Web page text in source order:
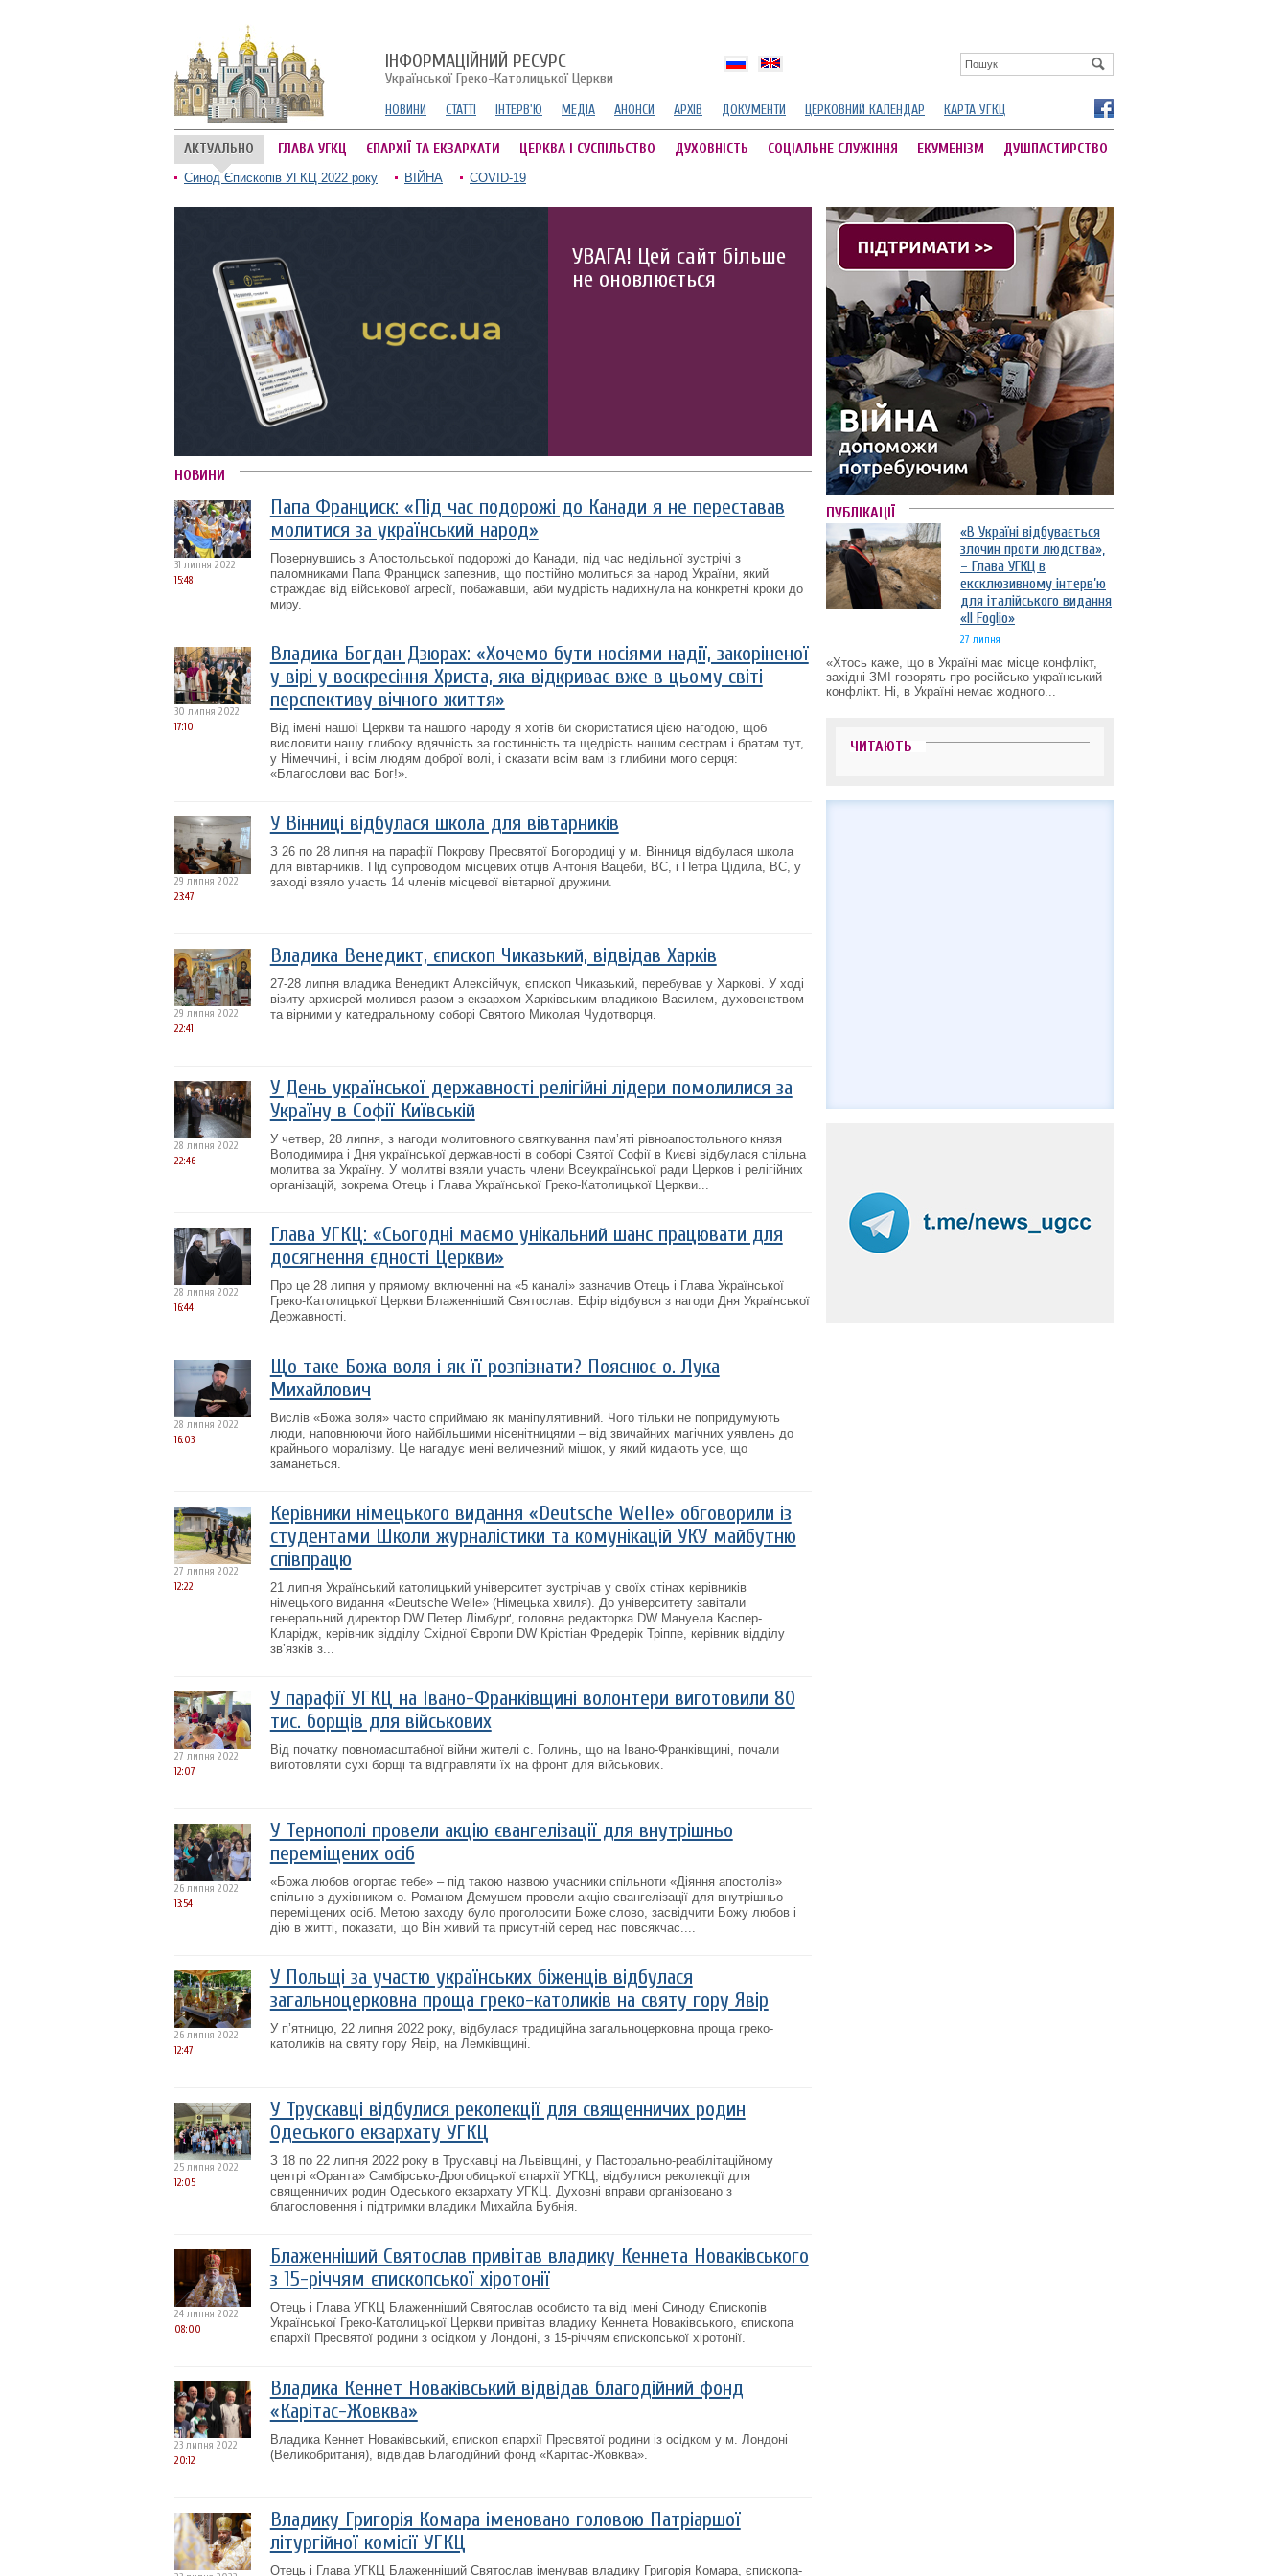
ІНФОРМАЦІЙНИЙ РЕСУРС
Української Греко-Католицької Церкви
НОВИНИ СТАТТІ ІНТЕРВ'Ю МЕДІА АНОНСИ АРХІВ ДОКУМЕНТИ ЦЕРКОВНИЙ КАЛЕНДАР КАРТА УГКЦ
АКТУАЛЬНО ГЛАВА УГКЦ ЄПАРХІЇ ТА ЕКЗАРХАТИ ЦЕРКВА І СУСПІЛЬСТВО ДУХОВНІСТЬ СОЦІАЛЬНЕ СЛУЖІННЯ ЕКУМЕНІЗМ ДУШПАСТИРСТВО
Синод Єпископів УГКЦ 2022 року ВІЙНА COVID-19
УВАГА! Цей сайт більше
не оновлюється
НОВИНИ
31 липня 2022
15:48
Папа Франциск: «Під час подорожі до Канади я не переставав
молитися за український народ»
Повернувшись з Апостольської подорожі до Канади, під час недільної зустрічі з
паломниками Папа Франциск запевнив, що постійно молиться за народ України, який
страждає від військової агресії, побажавши, аби мудрість надихнула на конкретні кроки до
миру.
30 липня 2022
17:10
Владика Богдан Дзюрах: «Хочемо бути носіями надії, закоріненої
у вірі у воскресіння Христа, яка відкриває вже в цьому світі
перспективу вічного життя»
Від імені нашої Церкви та нашого народу я хотів би скористатися цією нагодою, щоб
висловити нашу глибоку вдячність за гостинність та щедрість нашим сестрам і братам тут,
у Німеччині, і всім людям доброї волі, і сказати всім вам із глибини мого серця:
«Благослови вас Бог!».
29 липня 2022
23:47
У Вінниці відбулася школа для вівтарників
З 26 по 28 липня на парафії Покрову Пресвятої Богородиці у м. Вінниця відбулася школа
для вівтарників. Під супроводом місцевих отців Антонія Вацеби, ВС, і Петра Цідила, ВС, у
заході взяло участь 14 членів місцевої вівтарної дружини.
29 липня 2022
22:41
Владика Венедикт, єпископ Чиказький, відвідав Харків
27-28 липня владика Венедикт Алексійчук, єпископ Чиказький, перебував у Харкові. У ході
візиту архиєрей молився разом з екзархом Харківським владикою Василем, духовенством
та вірними у катедральному соборі Святого Миколая Чудотворця.
28 липня 2022
22:46
У День української державності релігійні лідери помолилися за
Україну в Софії Київській
У четвер, 28 липня, з нагоди молитовного святкування пам’яті рівноапостольного князя
Володимира і Дня української державності в соборі Святої Софії в Києві відбулася спільна
молитва за Україну. У молитві взяли участь члени Всеукраїнської ради Церков і релігійних
організацій, зокрема Отець і Глава Української Греко-Католицької Церкви...
28 липня 2022
16:44
Глава УГКЦ: «Сьогодні маємо унікальний шанс працювати для
досягнення єдності Церкви»
Про це 28 липня у прямому включенні на «5 каналі» зазначив Отець і Глава Української
Греко-Католицької Церкви Блаженніший Святослав. Ефір відбувся з нагоди Дня Української
Державності.
28 липня 2022
16:03
Що таке Божа воля і як її розпізнати? Пояснює о. Лука
Михайлович
Вислів «Божа воля» часто сприймаю як маніпулятивний. Чого тільки не попридумують
люди, наповнюючи його найбільшими нісенітницями – від звичайних магічних уявлень до
крайнього моралізму. Це нагадує мені величезний мішок, у який кидають усе, що
заманеться.
27 липня 2022
12:22
Керівники німецького видання «Deutsche Welle» обговорили із
студентами Школи журналістики та комунікацій УКУ майбутню
співпрацю
21 липня Український католицький університет зустрічав у своїх стінах керівників
німецького видання «Deutsche Welle» (Німецька хвиля). До університету завітали
генеральний директор DW Петер Лімбурґ, головна редакторка DW Мануела Каспер-
Кларідж, керівник відділу Східної Європи DW Крістіан Фредерік Тріппе, керівник відділу
зв’язків з...
27 липня 2022
12:07
У парафії УГКЦ на Івано-Франківщині волонтери виготовили 80
тис. борщів для військових
Від початку повномасштабної війни жителі с. Голинь, що на Івано-Франківщині, почали
виготовляти сухі борщі та відправляти їх на фронт для військових.
26 липня 2022
13:54
У Тернополі провели акцію євангелізації для внутрішньо
переміщених осіб
«Божа любов огортає тебе» – під такою назвою учасники спільноти «Діяння апостолів»
спільно з духівником о. Романом Демушем провели акцію євангелізації для внутрішньо
переміщених осіб. Метою заходу було проголосити Боже слово, засвідчити Божу любов і
дію в житті, показати, що Він живий та присутній серед нас повсякчас....
26 липня 2022
12:47
У Польщі за участю українських біженців відбулася
загальноцерковна проща греко-католиків на святу гору Явір
У п’ятницю, 22 липня 2022 року, відбулася традиційна загальноцерковна проща греко-
католиків на святу гору Явір, на Лемківщині.
25 липня 2022
12:05
У Трускавці відбулися реколекції для священничих родин
Одеського екзархату УГКЦ
З 18 по 22 липня 2022 року в Трускавці на Львівщині, у Пасторально-реабілітаційному
центрі «Оранта» Самбірсько-Дрогобицької єпархії УГКЦ, відбулися реколекції для
священничих родин Одеського екзархату УГКЦ. Духовні вправи організовано з
благословення і підтримки владики Михайла Бубнія.
24 липня 2022
08:00
Блаженніший Святослав привітав владику Кеннета Новаківського
з 15-річчям єпископської хіротонії
Отець і Глава УГКЦ Блаженніший Святослав особисто та від імені Синоду Єпископів
Української Греко-Католицької Церкви привітав владику Кеннета Новаківського, єпископа
єпархії Пресвятої родини з осідком у Лондоні, з 15-річчям єпископської хіротонії.
23 липня 2022
20:12
Владика Кеннет Новаківський відвідав благодійний фонд
«Карітас-Жовква»
Владика Кеннет Новаківський, єпископ єпархії Пресвятої родини із осідком у м. Лондоні
(Великобританія), відвідав Благодійний фонд «Карітас-Жовква».
Владику Григорія Комара іменовано головою Патріаршої
літургійної комісії УГКЦ
Отець і Глава УГКЦ Блаженніший Святослав іменував владику Григорія Комара, єпископа-
ПУБЛІКАЦІЇ
«В Україні відбувається
злочин проти людства»,
– Глава УГКЦ в
ексклюзивному інтерв’ю
для італійського видання
«Il Foglio»
27 липня
«Хтось каже, що в Україні має місце конфлікт,
західні ЗМІ говорять про російсько-український
конфлікт. Ні, в Україні немає жодного...
ЧИТАЮТЬ